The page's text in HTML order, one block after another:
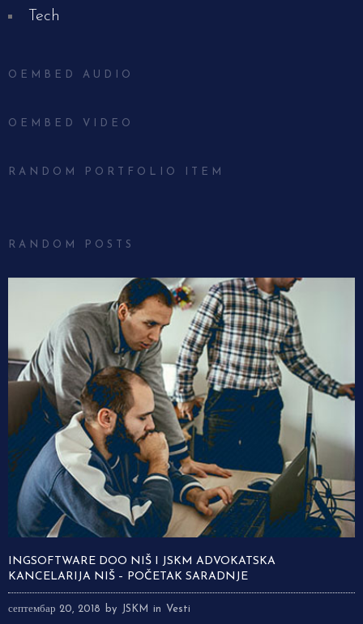
Tech
OEMBED AUDIO
OEMBED VIDEO
RANDOM PORTFOLIO ITEM
RANDOM POSTS
INGSOFTWARE DOO NIŠ I JSKM ADVOKATSKA
KANCELARIJA NIŠ – POČETAK SARADNJE
септембар 20, 2018 by JSKM in Vesti